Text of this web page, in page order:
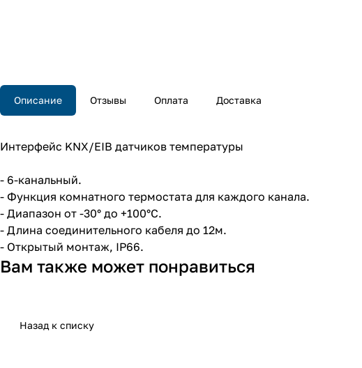
Описание Отзывы Оплата Доставка
Интерфейс KNX/EIB датчиков температуры
- 6-канальный.
- Функция комнатного термостата для каждого канала.
- Диапазон от -30° до +100°C.
- Длина соединительного кабеля до 12м.
- Открытый монтаж, IP66.
Вам также может понравиться
Назад к списку